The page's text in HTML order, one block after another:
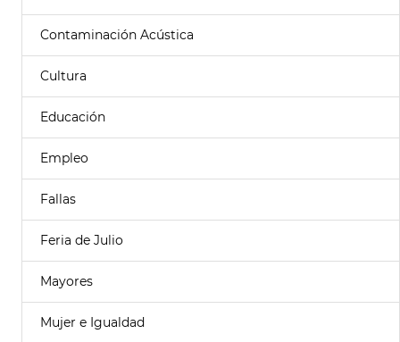
Contaminación Acústica
Cultura
Educación
Empleo
Fallas
Feria de Julio
Mayores
Mujer e Igualdad